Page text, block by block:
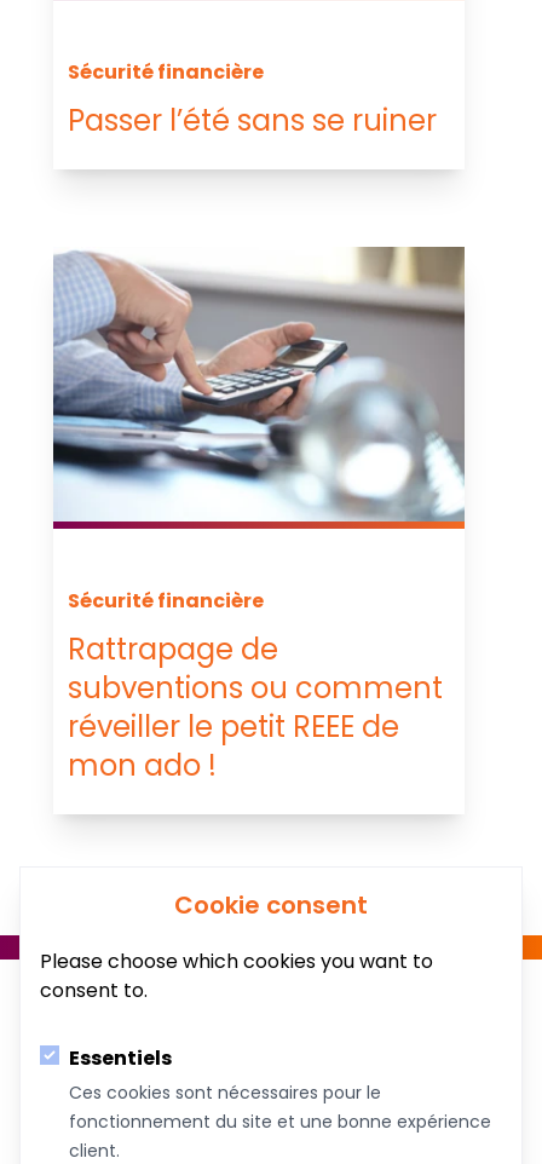
Sécurité financière
Passer l’été sans se ruiner
Sécurité financière
Rattrapage de
subventions ou comment
réveiller le petit REEE de
mon ado !
Au service du bien-être de votre famille!
Cookie consent
Please choose which cookies you want to
consent to.
Essentiels
Ces cookies sont nécessaires pour le
fonctionnement du site et une bonne expérience
client.